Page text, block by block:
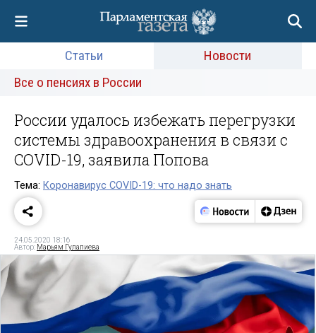
Статьи
Новости
Все о пенсиях в России
России удалось избежать перегрузки
системы здравоохранения в связи с
COVID-19, заявила Попова
Тема: Коронавирус COVID-19: что надо знать
24.05.2020 18:16
Автор: Марьям Гулалиева